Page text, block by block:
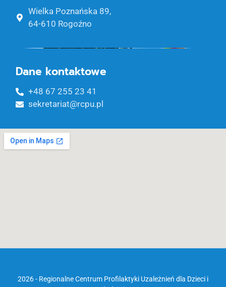
Wielka Poznańska 89,
64-610 Rogoźno
Dane kontaktowe
+48 67 255 23 41
sekretariat@rcpu.pl
2026 - Regionalne Centrum Profilaktyki Uzależnień dla Dzieci i